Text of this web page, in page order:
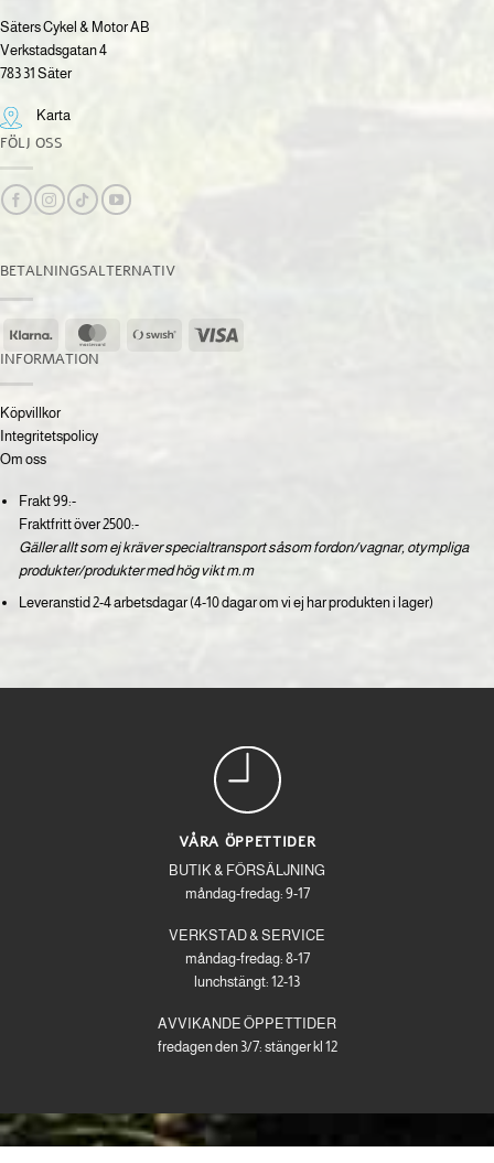
Säters Cykel & Motor AB
Verkstadsgatan 4
783 31 Säter
Karta
FÖLJ OSS
BETALNINGSALTERNATIV
Klarna MasterCardSwish
INFORMATION
Köpvillkor
Integritetspolicy
Om oss
Frakt 99:-
Fraktfritt över 2500:-
Gäller allt som ej kräver specialtransport såsom fordon/vagnar, otympliga
produkter/produkter med hög vikt m.m
Leveranstid 2-4 arbetsdagar (4-10 dagar om vi ej har produkten i lager)
VÅRA ÖPPETTIDER
BUTIK & FÖRSÄLJNING
måndag-fredag: 9-17
VERKSTAD & SERVICE
måndag-fredag: 8-17
lunchstängt: 12-13
AVVIKANDE ÖPPETTIDER
fredagen den 3/7: stänger kl 12